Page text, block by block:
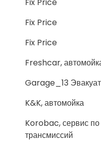
Fix Price
Fix Price
Freshcar,
Garage_13
K&K, автомойка
Korobac, сервис по
трансмиссий